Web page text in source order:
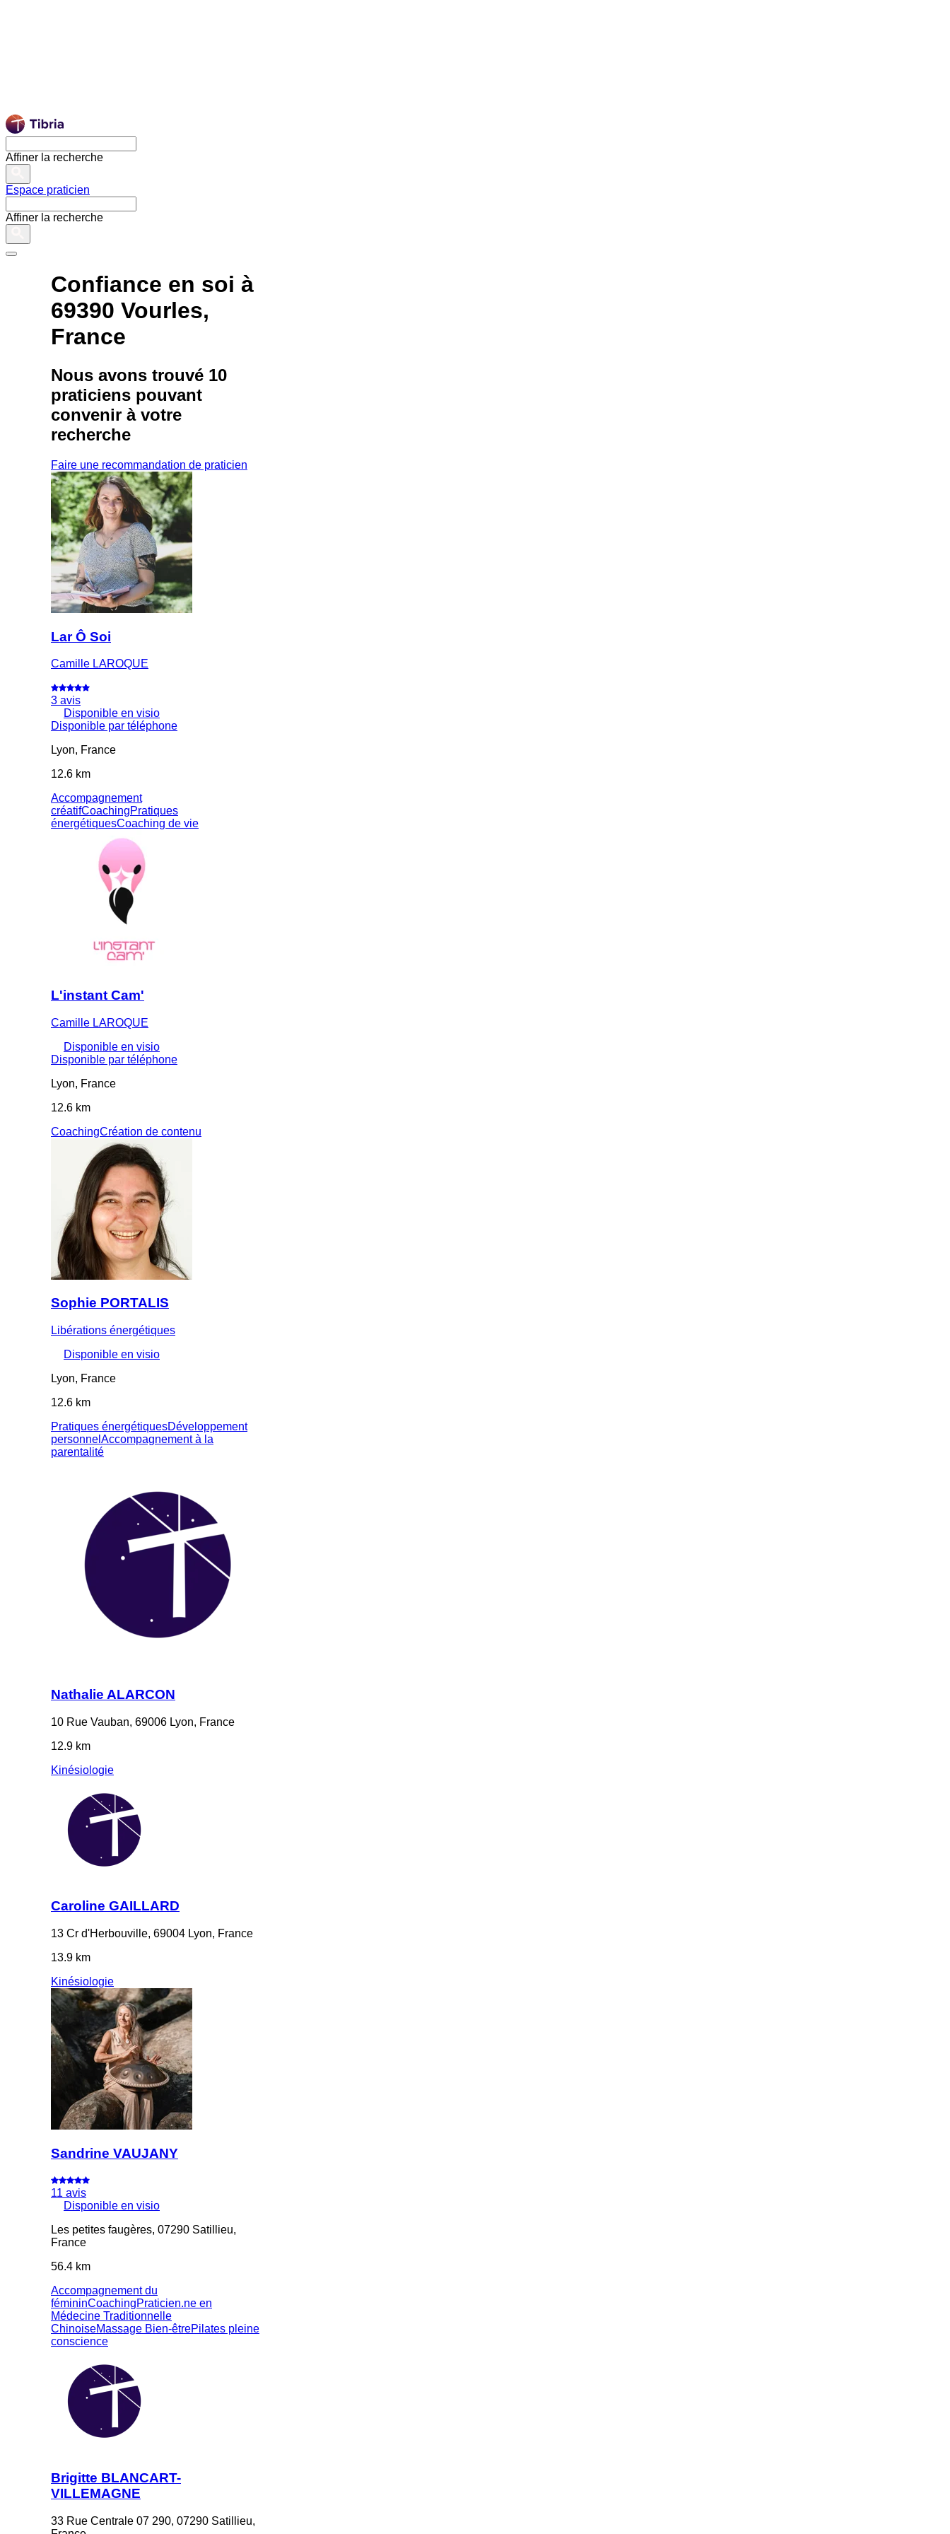
Affiner la recherche
Espace praticien
Affiner la recherche
Confiance en soi à
69390 Vourles,
France
Nous avons trouvé 10
praticiens pouvant
convenir à votre
recherche
Faire une recommandation de praticien
Lar Ô Soi
Camille LAROQUE
3 avis
Disponible en visio
Disponible par téléphone
Lyon, France
12.6 km
Accompagnement
créatifCoachingPratiques
énergétiquesCoaching de vie
L'instant Cam'
Camille LAROQUE
Disponible en visio
Disponible par téléphone
Lyon, France
12.6 km
CoachingCréation de contenu
Sophie PORTALIS
Libérations énergétiques
Disponible en visio
Lyon, France
12.6 km
Pratiques énergétiquesDéveloppement
personnel Accompagnement à la
parentalité
Nathalie ALARCON
10 Rue Vauban, 69006 Lyon, France
12.9 km
Kinésiologie
Caroline GAILLARD
13 Cr d'Herbouville, 69004 Lyon, France
13.9 km
Kinésiologie
Sandrine VAUJANY
11 avis
Disponible en visio
Les petites faugères, 07290 Satillieu,
France
56.4 km
Accompagnement du
fémininCoachingPraticien.ne en
Médecine Traditionnelle
ChinoiseMassage Bien-êtrePilates pleine
conscience
Brigitte BLANCART-
VILLEMAGNE
33 Rue Centrale 07 290, 07290 Satillieu,